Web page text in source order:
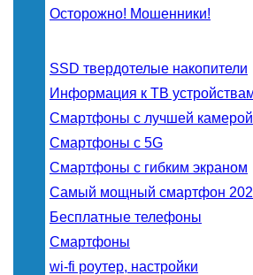
Осторожно! Мошенники!
SSD твердотелые накопители
Информация к ТВ
Смартфоны с лучшей камерой
Смартфоны с 5G
Смартфоны с гибким экраном
Самый мощный смартфон
Бесплатные телефоны
Смартфоны
wi-fi роутер, настройки